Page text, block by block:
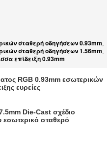
σταθερή οδηγήσεων 0.93mm,
σταθερή οδηγήσεων 1.56mm,
επίδειξη 0.93mm
RGB 0.93mm εσωτερικών
ευρείες
Die-Cast σχέδιο
εσωτερικό σταθερό